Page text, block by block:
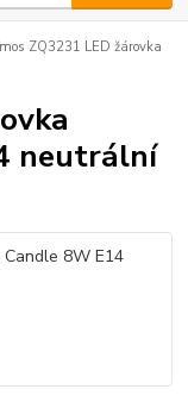
ZQ3231 LED žárovka
neutrální